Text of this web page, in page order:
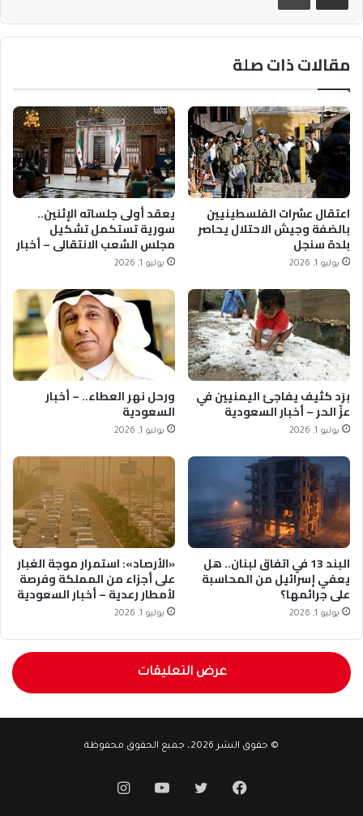
مقالات ذات صلة
اعتقال عشرات الفلسطينيين
بالضفة وجيش الاحتلال يحاصر
بلدة سنجل
يوليو 1, 2026
يعقد أولى جلساته الإثنين..
سورية تستكمل تشكيل
مجلس الشعب الانتقالي – أخبار
السعودية
يوليو 1, 2026
برَد كثيف يفاجئ اليمنيين في
عزّ الحر – أخبار السعودية
يوليو 1, 2026
ورحل نهر العطاء.. – أخبار
السعودية
يوليو 1, 2026
البند 13 في اتفاق لبنان.. هل
يعفي إسرائيل من المحاسبة
على جرائمها؟
يوليو 1, 2026
«الأرصاد»: استمرار موجة الغبار
على أجزاء من المملكة وفرصة
لأمطار رعدية – أخبار السعودية
يوليو 1, 2026
عرض التعليقات
© حقوق النشر 2026، جميع الحقوق محفوظة
فيسبوكتويتر يوتيوبانستقرام